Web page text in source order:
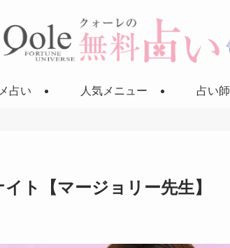
占い 人気メニュー 占い師
ト【マージョリー先生】